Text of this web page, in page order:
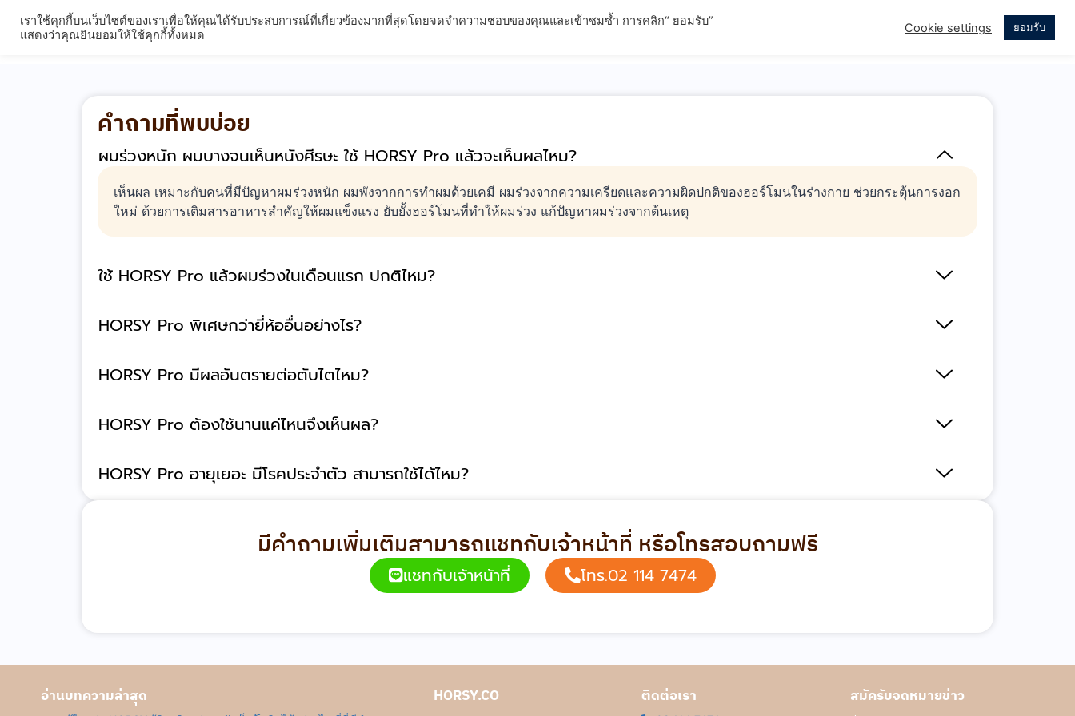
คำถามที่พบบ่อย
ผมร่วงหนัก ผมบางจนเห็นหนังศีรษะ ใช้ HORSY Pro แล้วจะเห็นผลไหม?
เห็นผล เหมาะกับคนที่มีปัญหาผมร่วงหนัก ผมพังจากการทำผมด้วยเคมี ผมร่วงจากความเครียดและความผิดปกติของฮอร์โมนในร่างกาย ช่วยกระตุ้นการงอก
ใหม่ ด้วยการเติมสารอาหารสำคัญให้ผมแข็งแรง ยับยั้งฮอร์โมนที่ทำให้ผมร่วง แก้ปัญหาผมร่วงจากต้นเหตุ
ใช้ HORSY Pro แล้วผมร่วงในเดือนแรก ปกติไหม?
HORSY Pro พิเศษกว่ายี่ห้ออื่นอย่างไร?
HORSY Pro มีผลอันตรายต่อตับไตไหม?
HORSY Pro ต้องใช้นานแค่ไหนจึงเห็นผล?
HORSY Pro อายุเยอะ มีโรคประจำตัว สามารถใช้ได้ไหม?
มีคำถามเพิ่มเติมสามารถแชทกับเจ้าหน้าที่ หรือโทรสอบถามฟรี
แชทกับเจ้าหน้าที่ โทร.02 114 7474
อ่านบทความล่าสุด HORSY.CO ติดต่อเรา สมัครับจดหมายข่าว
เราใช้คุกกี้บนเว็บไซต์ของเราเพื่อให้คุณได้รับประสบการณ์ที่เกี่ยวข้องมากที่สุดโดยจดจำความชอบของคุณและเข้าชมซ้ำ การคลิก“ ยอมรับ”
แสดงว่าคุณยินยอมให้ใช้คุกกี้ทั้งหมด
Cookie settings ยอมรับ